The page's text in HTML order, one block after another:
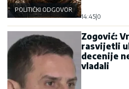
POLITIČKI ODGOVOR
14:45 0
Zogović:
rasvijetli
decenije
vladali